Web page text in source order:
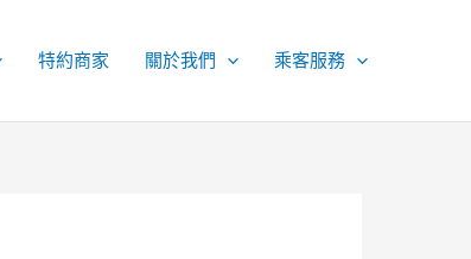
特約商家 關於我們 乘客服務